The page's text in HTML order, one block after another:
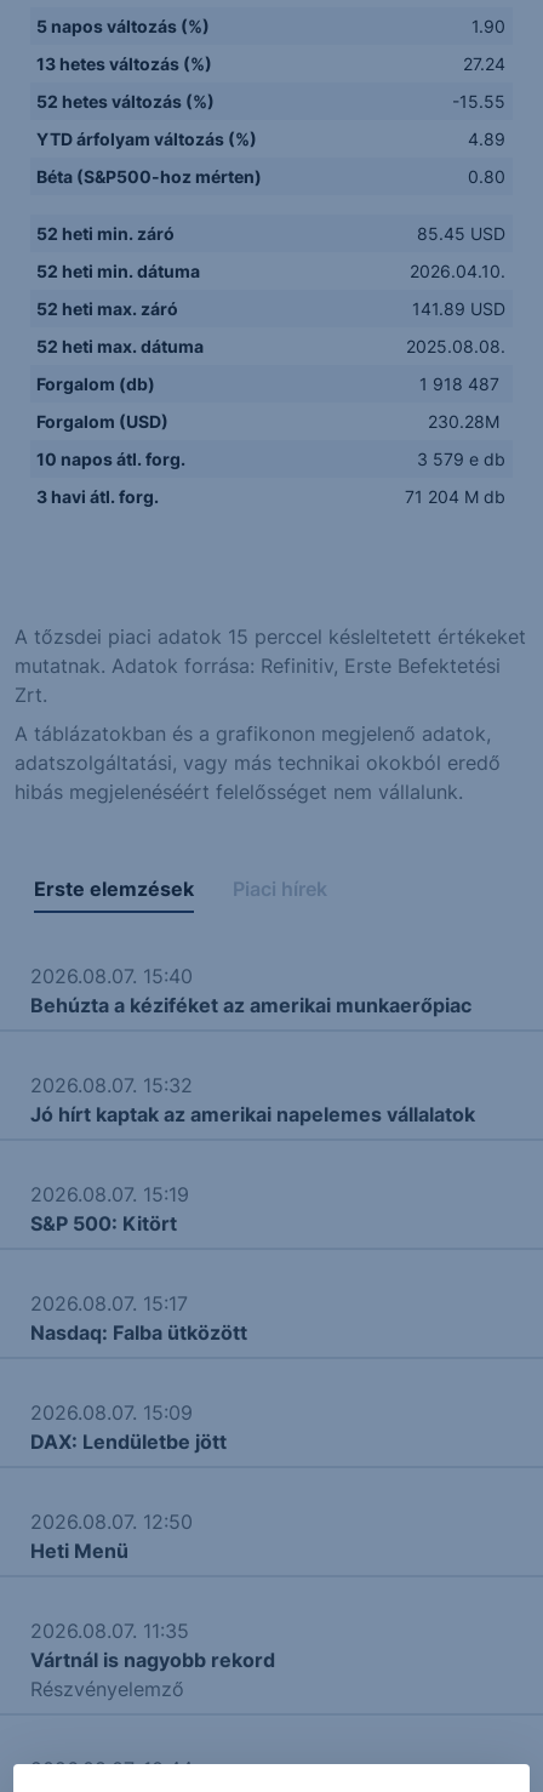
5 napos változás (%)
1.90
13 hetes változás (%)
27.24
52 hetes változás (%)
-15.55
YTD árfolyam változás (%)
4.89
Béta (S&P500-hoz mérten)
0.80
52 heti min. záró
85.45 USD
52 heti min. dátuma
2026.04.10.
52 heti max. záró
141.89 USD
52 heti max. dátuma
2025.08.08.
Forgalom (db)
1 918 487
Forgalom (USD)
230.28M
10 napos átl. forg.
3 579 e db
3 havi átl. forg.
71 204 M db
A tőzsdei piaci adatok 15 perccel késleltetett értékeket
mutatnak. Adatok forrása: Refinitiv, Erste Befektetési
Zrt.
A táblázatokban és a grafikonon megjelenő adatok,
adatszolgáltatási, vagy más technikai okokból eredő
hibás megjelenéséért felelősséget nem vállalunk.
Erste elemzések Piaci hírek
2026.08.07. 15:40
Behúzta a kéziféket az amerikai munkaerőpiac
2026.08.07. 15:32
Jó hírt kaptak az amerikai napelemes vállalatok
2026.08.07. 15:19
S&P 500: Kitört
2026.08.07. 15:17
Nasdaq: Falba ütközött
2026.08.07. 15:09
DAX: Lendületbe jött
2026.08.07. 12:50
Heti Menü
2026.08.07. 11:35
Vártnál is nagyobb rekord
Részvényelemző
2026.08.07. 10:44